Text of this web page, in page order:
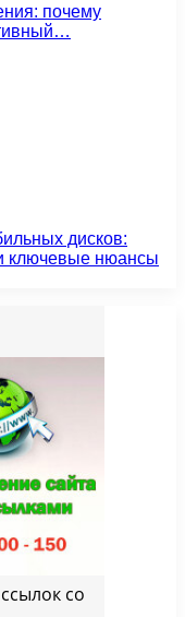
почему
дисков:
ключевые нюансы